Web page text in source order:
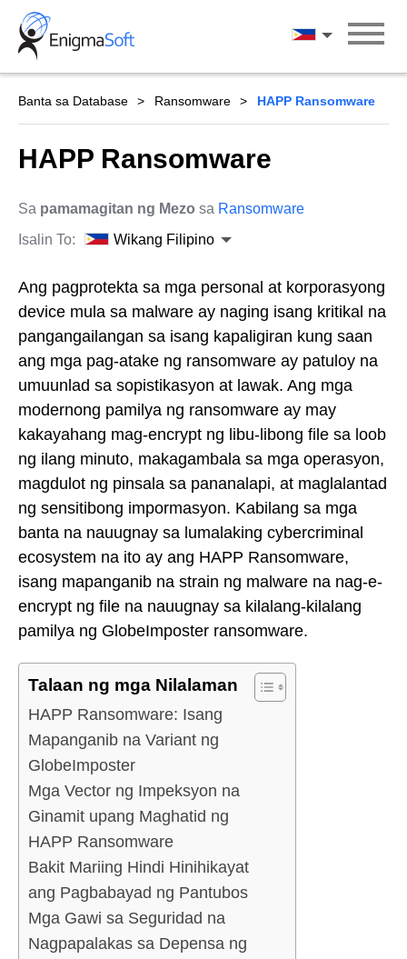
Skip
content
Wikang Filipino
Banta sa Database Ransomware HAPP Ransomware
HAPP Ransomware
Sa pamamagitan ng Mezo sa Ransomware
Isalin To:
Wikang Filipino
Ang pagprotekta sa mga personal at korporasyong
device mula sa malware ay naging isang kritikal na
pangangailangan sa isang kapaligiran kung saan
ang mga pag-atake ng ransomware ay patuloy na
umuunlad sa sopistikasyon at lawak. Ang mga
modernong pamilya ng ransomware ay may
kakayahang mag-encrypt ng libu-libong file sa loob
ng ilang minuto, makagambala sa mga operasyon,
magdulot ng pinsala sa pananalapi, at maglalantad
ng sensitibong impormasyon. Kabilang sa mga
banta na nauugnay sa lumalaking cybercriminal
ecosystem na ito ay ang HAPP Ransomware,
isang mapanganib na strain ng malware na nag-e-
encrypt ng file na nauugnay sa kilalang-kilalang
pamilya ng GlobeImposter ransomware.
Talaan ng mga Nilalaman
HAPP Ransomware: Isang
Mapanganib na Variant ng
GlobeImposter
Mga Vector ng Impeksyon na
Ginamit upang Maghatid ng
HAPP Ransomware
Bakit Mariing Hindi Hinihikayat
ang Pagbabayad ng Pantubos
Mga Gawi sa Seguridad na
Nagpapalakas sa Depensa ng